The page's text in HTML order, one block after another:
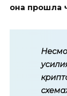
она прошла